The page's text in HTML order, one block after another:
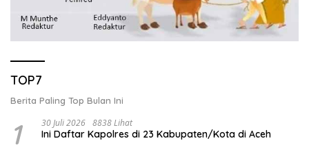
TOP7
Berita Paling Top Bulan Ini
1 30 Juli 2026 8838 Lihat
Ini Daftar Kapolres di 23 Kabupaten/Kota di Aceh